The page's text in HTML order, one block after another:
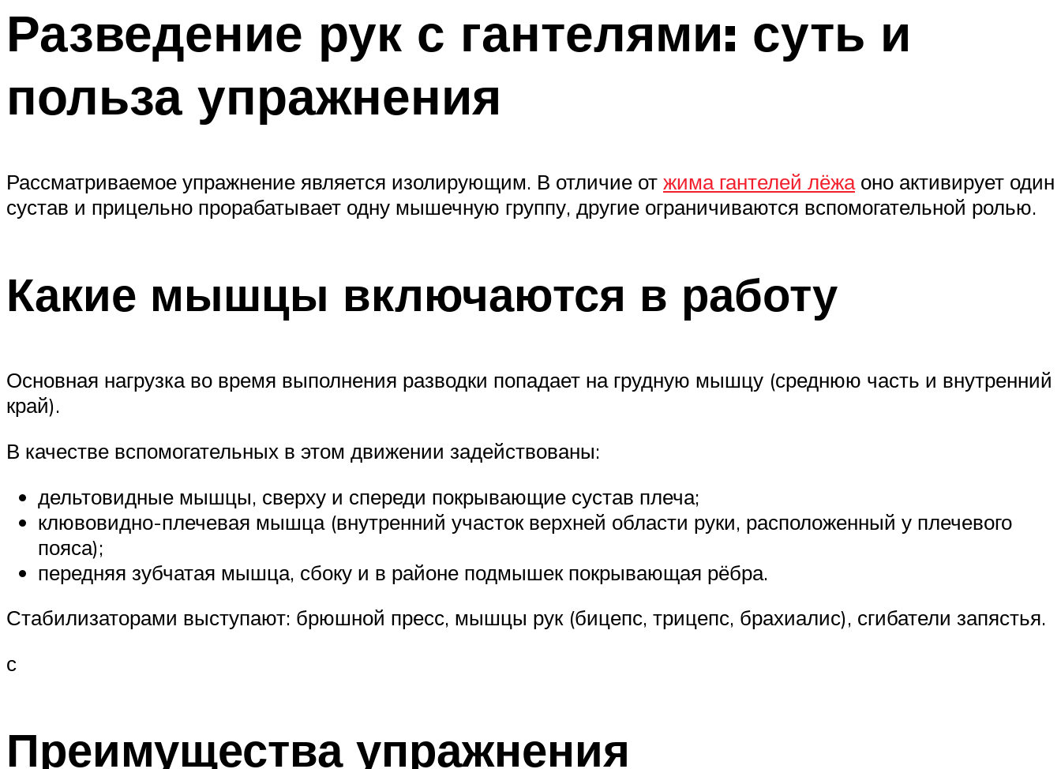
Разведение рук с гантелями: суть и
польза упражнения
Рассматриваемое упражнение является изолирующим. В отличие от жима гантелей лёжаоно активирует один
сустав и прицельно прорабатывает одну мышечную группу, другие ограничиваются вспомогательной ролью.
Какие мышцы включаются в работу
Основная нагрузка во время выполнения разводки попадает на грудную мышцу (среднюю часть и внутренний
край).
В качестве вспомогательных в этом движении задействованы:
дельтовидные мышцы, сверху и спереди покрывающие сустав плеча;
клювовидно-плечевая мышца (внутренний участок верхней области руки, расположенный у плечевого
пояса);
передняя зубчатая мышца, сбоку и в районе подмышек покрывающая рёбра.
Стабилизаторами выступают: брюшной пресс, мышцы рук (бицепс, трицепс, брахиалис), сгибатели запястья.
с
Преимущества упражнения